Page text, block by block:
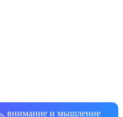
внимание и мышление